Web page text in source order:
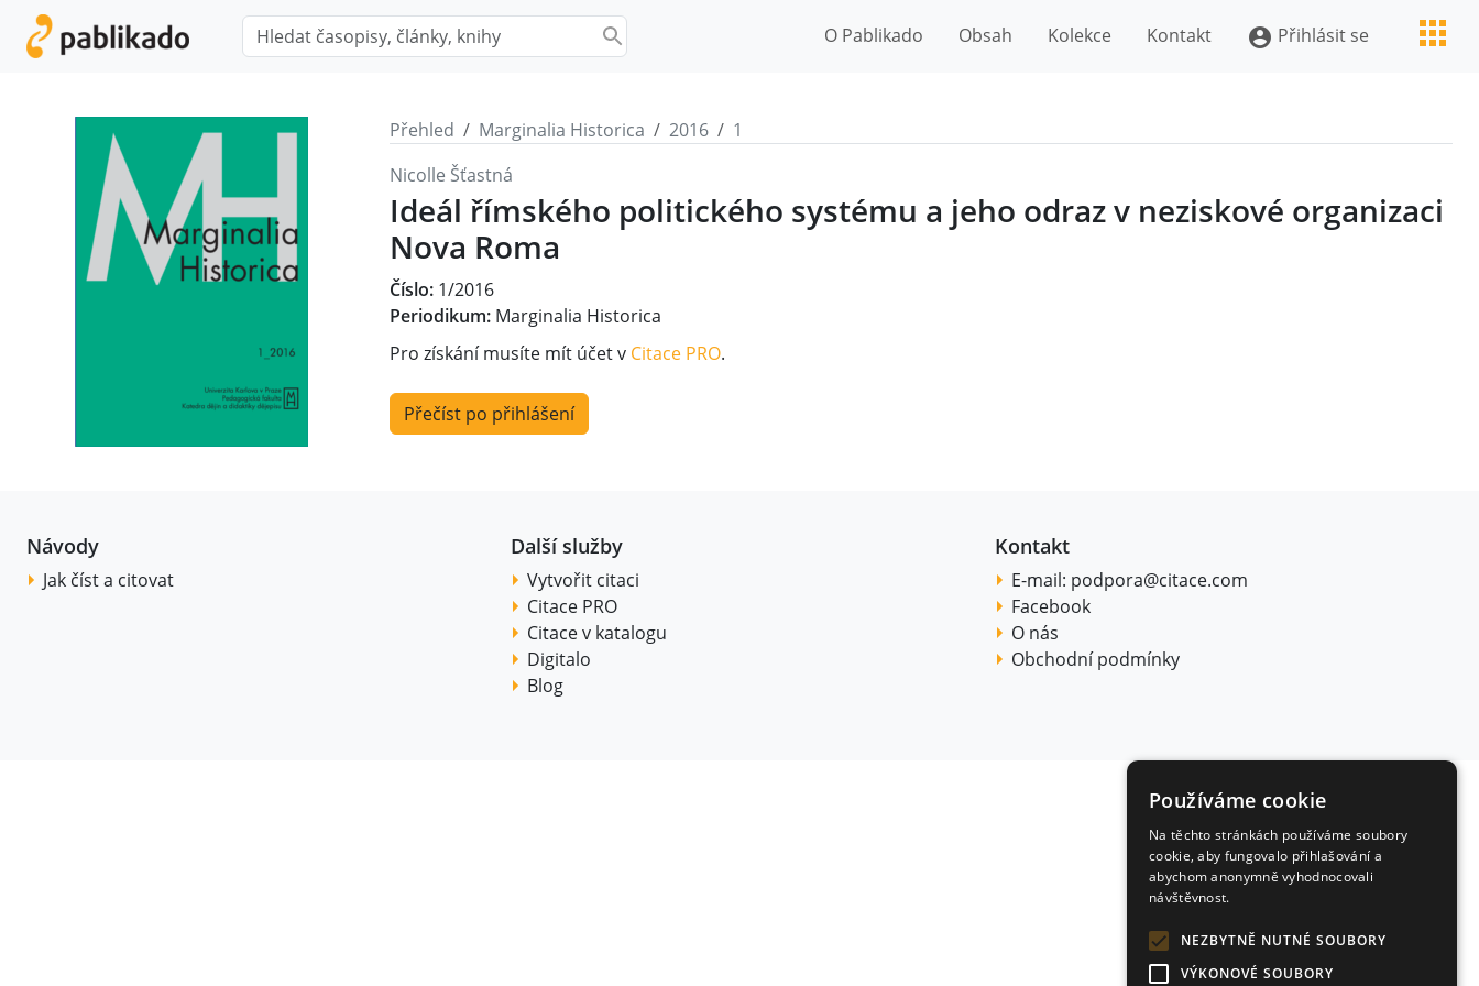
O Pablikado Obsah Kolekce Kontakt account_circle Přihlásit se
Přehled Marginalia Historica 2016
1
Nicolle Šťastná
Ideál římského politického systému a jeho odraz v neziskové organizaci
Nova Roma
Číslo: 1/2016
Periodikum: Marginalia Historica
Pro získání musíte mít účet v Citace PRO.
Přečíst po přihlášení
Návody
Jak číst a citovat
Další služby
Vytvořit citaci
Citace PRO
Citace v katalogu
Digitalo
Blog
Kontakt
E-mail: podpora@citace.com
Facebook
O nás
Obchodní podmínky
Používáme cookie
Na těchto stránkách používáme soubory
cookie, aby fungovalo přihlašování a
abychom anonymně vyhodnocovali
návštěvnost.
NEZBYTNĚ NUTNÉ SOUBORY
VÝKONOVÉ SOUBORY